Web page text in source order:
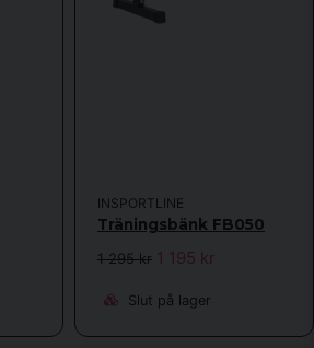
INSPORTLINE
Träningsbänk FB050
1 295 kr 1 195 kr
Slut på lager